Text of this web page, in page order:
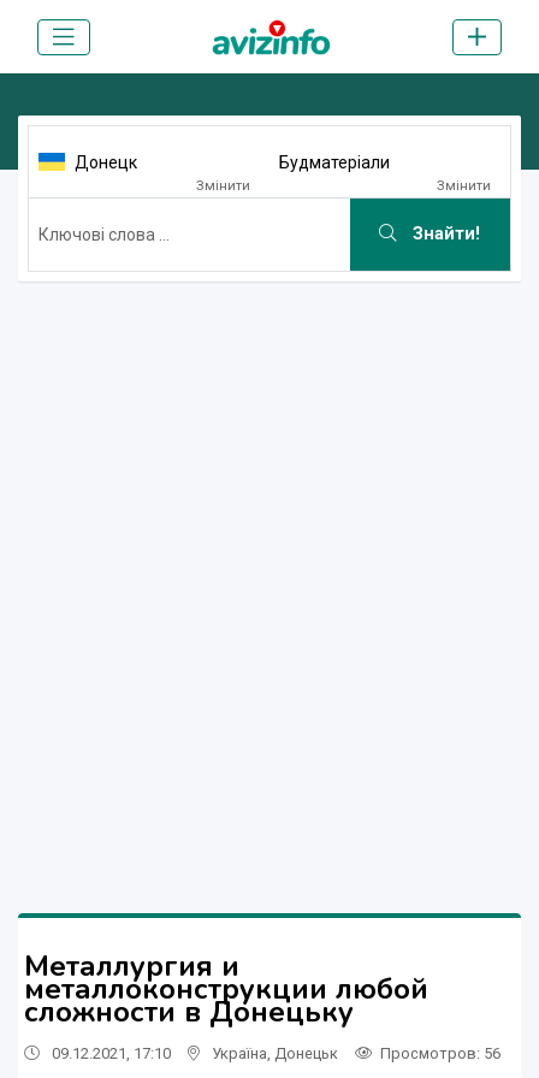
Донецк
Змінити
Будматеріали
Змінити
Знайти!
Металлургия и
металлоконструкции любой
сложности в Донецьку
09.12.2021, 17:10 Україна Донецьк Просмотров: 56